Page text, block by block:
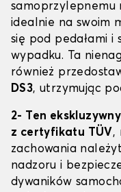
samoprzylepnemu
idealnie na swoim
się pod pedałami i
wypadku. Ta
również
DS3, utrzymując
2- Ten
z certyfikatu TÜV,
zachowania
nadzoru i
dywaników